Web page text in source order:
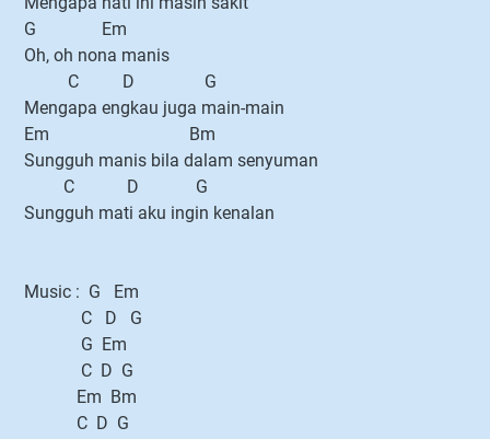
G Em
Oh, oh nona manis
C D G
Mengapa engkau juga main-main
Em Bm
Sungguh manis bila dalam senyuman
C D G
Sungguh mati aku ingin kenalan
Music : G Em
C D G
G Em
C D G
Em Bm
C D G